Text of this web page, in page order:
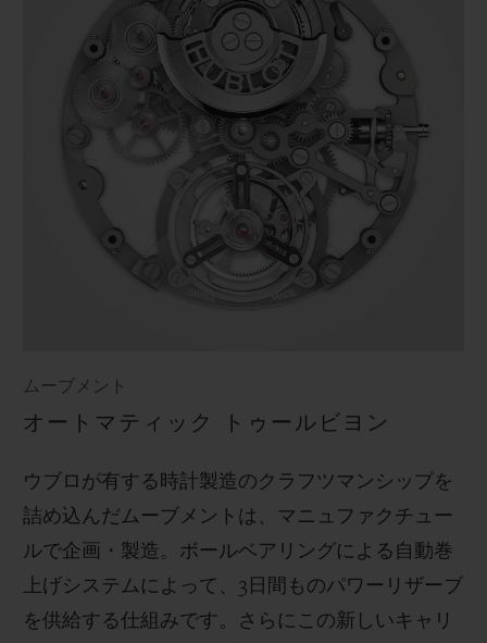
ムーブメント
オートマティック トゥールビヨン
ウブロが有する時計製造のクラフツマンシップを
詰め込んだムーブメントは、マニュファクチュー
ルで企画・製造。ボールベアリングによる自動巻
上げシステムによって、 3 日間ものパワーリザーブ
を供給する仕組みです。さらにこの新しいキャリ